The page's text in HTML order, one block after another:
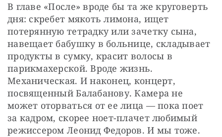
В главе «После» вроде бы та же круговерть
дня: скребет мякоть лимона, ищет
потерянную тетрадку или зачетку сына,
навещает бабушку в больнице, складывает
продукты в сумку, красит волосы в
парикмахерской. Вроде жизнь.
Механическая. И наконец, концерт,
посвященный Балабанову. Камера не
может оторваться от ее лица — пока поет
за кадром, скорее ноет-плачет любимый
режиссером Леонид Федоров. И мы тоже.